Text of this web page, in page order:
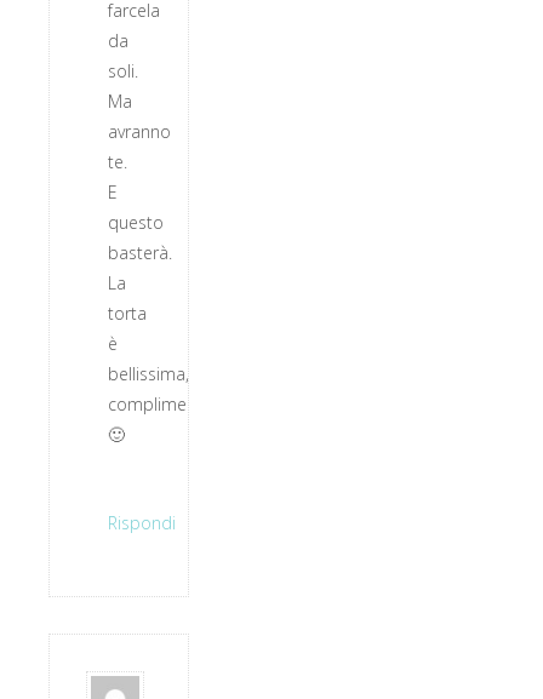
farcela
da
soli.
Ma
avranno
te.
E
questo
basterà.
La
torta
è
bellissima,
complimenti!
🙂
Rispondi